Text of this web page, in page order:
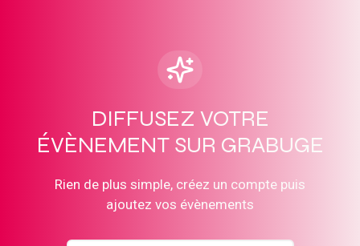
DIFFUSEZ VOTRE
ÉVÈNEMENT SUR GRABUGE
Rien de plus simple, créez un compte puis
ajoutez vos évènements